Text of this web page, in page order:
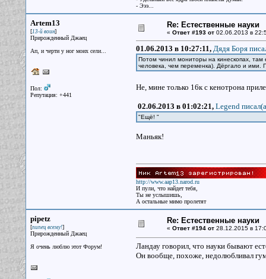
- Эээ...
Artem13
[13-й воин]
Прирожденный Джаец
Ап, и черти у ног моих сели...
Пол:
Репутация: +441
Re: Естественные науки
« Ответ #193 от02.06.2013 в
01.06.2013 в 10:27:11, Дядя Боря
Потом чинил мониторы на кинескопах, там
человека, чем переменка). Дёргало и ими.
Не, мине только 16к с кенотрона
02.06.2013 в 01:02:21, Legend
"Ещё! "
Маньяк!
http://www.aap13.narod.ru
И пули, что найдет тебя,
Ты не услышишь,
А остальные мимо пролетят
pipetz
[пипец всему!]
Прирожденный Джаец
Я очень люблю этот Форум!
Re: Естественные науки
« Ответ #194 от28.12.2015 в
Ландау говорил, что науки бывают
Он вообще, похоже, недолюбливал